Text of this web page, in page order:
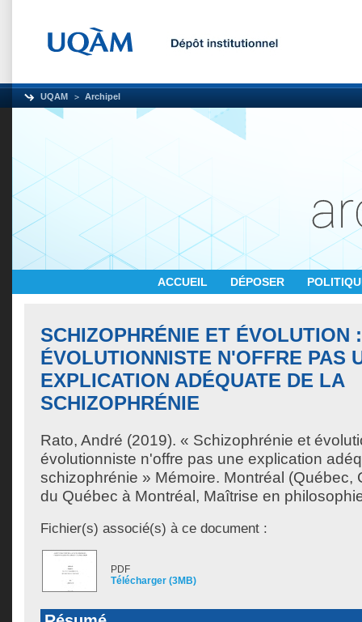
UQAM Archipel
ACCUEIL DÉPOSER
SCHIZOPHRÉNIE ET ÉVOLUTION
ÉVOLUTIONNISTE N'OFFRE PAS
EXPLICATION ADÉQUATE DE LA
SCHIZOPHRÉNIE
Rato, André (2019). « Schizophrénie et
évolutionniste n'offre pas une explication
schizophrénie » Mémoire. Montréal (Québec,
du Québec à Montréal, Maîtrise en
Fichier(s) associé(s) à ce document :
PDF
Télécharger (3MB)